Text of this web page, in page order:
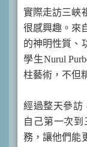
實際走訪三峽
很感興趣。來
的神明性質、
學生Nurul
柱藝術，不但
經過整天參訪
自己第一次
務，讓他們能